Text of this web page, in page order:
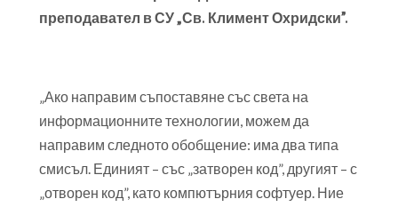
преподавател в СУ „Св. Климент Охридски”.
„Ако направим съпоставяне със света на
информационните технологии, можем да
направим следното обобщение: има два типа
смисъл. Единият – със „затворен код”, другият – с
„отворен код”, като компютърния софтуер. Ние